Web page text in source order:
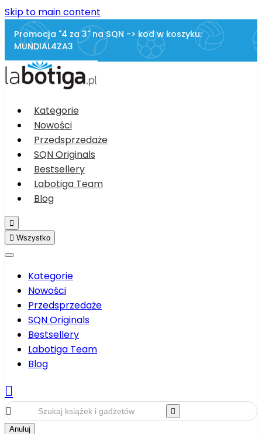
Skip to main content
Promocja "4 za 3" na SQN -> kod w koszyku:
MUNDIAL4ZA3
Kategorie
Nowości
Przedsprzedaże
SQN Originals
Bestsellery
Labotiga Team
Blog

 Wszystko
Kategorie
Nowości
Przedsprzedaże
SQN Originals
Bestsellery
Labotiga Team
Blog



Anuluj